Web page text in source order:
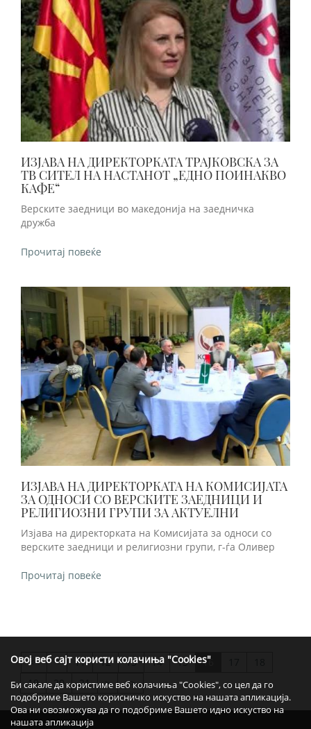
Овој веб сајт користи колачиња "Cookies"
Би сакале да користиме веб колачиња "Cookies", со цел да го
подобриме Вашето корисничко искуство на нашата апликација.
Ова ни овозможува да го подобриме Вашето идно искуство на
нашата апликација
ИЗЈАВА НА ДИРЕКТОРКАТА ТРАЈКОВСКА ЗА
ТВ СИТЕЛ НА НАСТАНОТ „ЕДНО ПОИНАКВО
КАФЕ“
Верските заедници во македонија на заедничка
дружба
Прочитај повеќе
ИЗЈАВА НА ДИРЕКТОРКАТА НА КОМИСИЈАТА
ЗА ОДНОСИ СО ВЕРСКИТЕ ЗАЕДНИЦИ И
РЕЛИГИОЗНИ ГРУПИ ЗА АКТУЕЛНИ
Изјава на директорката на Комисијата за односи со
верските заедници и религиозни групи, г-ѓа Оливер
Прочитај повеќе
>> < 11 12 13 14 15 16
19
20 21 > >>